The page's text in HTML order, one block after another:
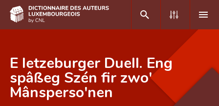
DE FR
Accueil
E letzeburger Duell. Eng
spâßeg Szén fir zwo'
Mânsperso'nen